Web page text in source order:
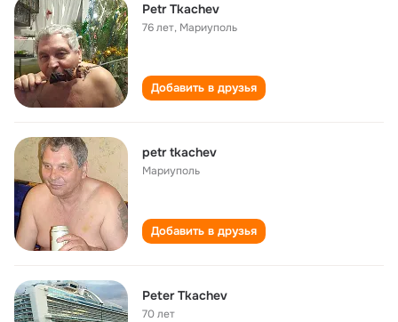
Petr Tkachev
76 лет, Мариуполь
Добавить в друзья
petr tkachev
Мариуполь
Добавить в друзья
Peter Tkachev
70 лет